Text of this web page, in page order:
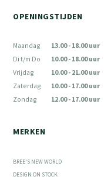
OPENINGSTIJDEN
Maandag
Di t/m Do
Vrijdag
Zaterdag
Zondag
13.00 - 18.00 uur
10.00 - 18.00 uur
10.00 - 21.00 uur
10.00 - 17.00 uur
12.00 - 17.00 uur
MERKEN
BREE'S NEW WORLD
DESIGN ON STOCK